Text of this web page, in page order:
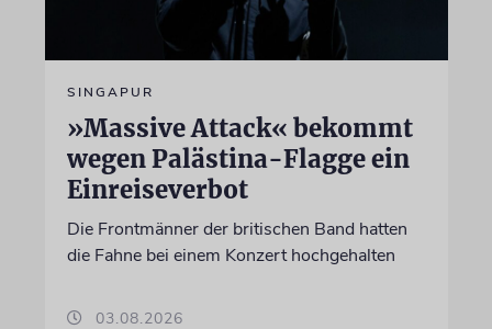
SINGAPUR
»Massive Attack« bekommt
wegen Palästina-Flagge ein
Einreiseverbot
Die Frontmänner der britischen Band hatten
die Fahne bei einem Konzert hochgehalten
03.08.2026